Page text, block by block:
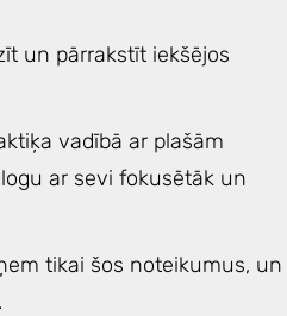
un pārrakstīt iekšējos
vadībā ar plašām
ar sevi fokusētāk un
tikai šos noteikumus, un